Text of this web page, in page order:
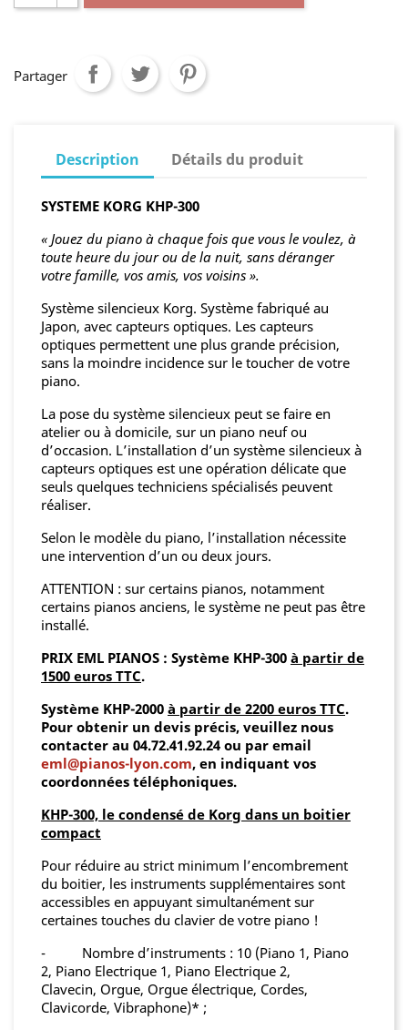
Partager
Description Détails du produit
SYSTEME KORG KHP-300
« Jouez du piano à chaque fois que vous le voulez, à
toute heure du jour ou de la nuit, sans déranger
votre famille, vos amis, vos voisins ».
Système silencieux Korg. Système fabriqué au
Japon, avec capteurs optiques. Les capteurs
optiques permettent une plus grande précision,
sans la moindre incidence sur le toucher de votre
piano.
La pose du système silencieux peut se faire en
atelier ou à domicile, sur un piano neuf ou
d’occasion. L’installation d’un système silencieux à
capteurs optiques est une opération délicate que
seuls quelques techniciens spécialisés peuvent
réaliser.
Selon le modèle du piano, l’installation nécessite
une intervention d’un ou deux jours.
ATTENTION : sur certains pianos, notamment
certains pianos anciens, le système ne peut pas être
installé.
PRIX EML PIANOS : Système KHP-300 à partir de
1500 euros TTC.
Système KHP-2000 à partir de 2200 euros TTC.
Pour obtenir un devis précis, veuillez nous
contacter au 04.72.41.92.24 ou par email
eml@pianos-lyon.com, en indiquant vos
coordonnées téléphoniques.
KHP-300, le condensé de Korg dans un boitier
compact
Pour réduire au strict minimum l’encombrement
du boitier, les instruments supplémentaires sont
accessibles en appuyant simultanément sur
certaines touches du clavier de votre piano !
- Nombre d’instruments : 10 (Piano 1, Piano
2, Piano Electrique 1, Piano Electrique 2,
Clavecin, Orgue, Orgue électrique, Cordes,
Clavicorde, Vibraphone)* ;